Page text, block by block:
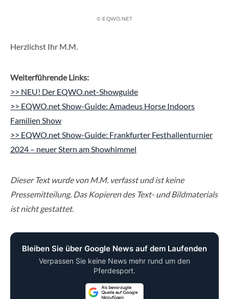
© EQWO.NET
Herzlichst Ihr M.M.
Weiterführende Links:
>> NEU! Der EQWO.net-Showguide
>> EQWO.net Show-Guide: Amadeus Horse Indoors
Familien Show
>> EQWO.net Show-Guide: Frankfurter Festhallenturnier
2024 – neuer Stern am Showhimmel
Dieser Text wurde von M.M. verfasst und ist keine
Pressemitteilung. Das Kopieren des Text- und Bildmaterials
ist nicht gestattet.
Bleiben Sie über Google News auf dem Laufenden
Verpassen Sie keine News mehr rund um den
Pferdesport.